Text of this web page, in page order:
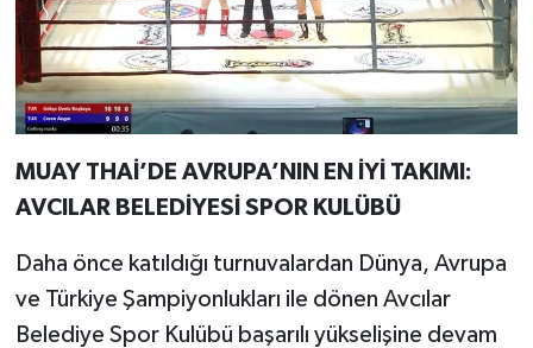
MUAY THAİ’DE AVRUPA’NIN EN İYİ TAKIMI:
AVCILAR BELEDİYESİ SPOR KULÜBÜ
Daha önce katıldığı turnuvalardan Dünya, Avrupa
ve Türkiye Şampiyonlukları ile dönen Avcılar
Belediye Spor Kulübü başarılı yükselişine devam